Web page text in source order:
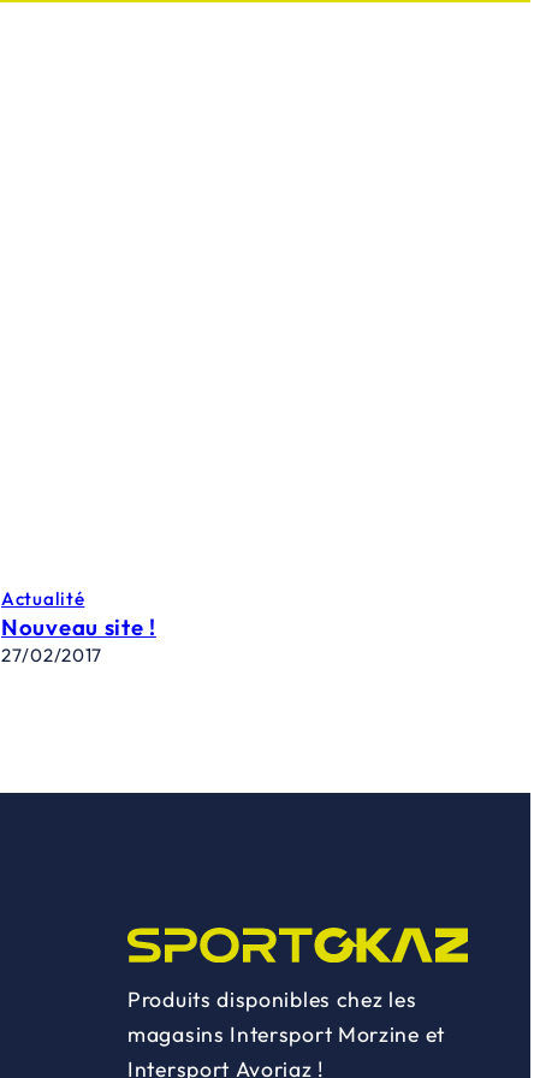
Actualité
Nouveau site !
27/02/2017
Produits disponibles chez les
magasins Intersport Morzine et
Intersport Avoriaz !